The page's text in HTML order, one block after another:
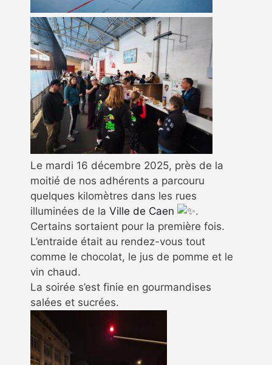
Le mardi 16 décembre 2025, près de la
moitié de nos adhérents a parcouru
quelques kilomètres dans les rues
illuminées de la Ville de Caen
.
Certains sortaient pour la première fois.
L’entraide était au rendez-vous tout
comme le chocolat, le jus de pomme et le
vin chaud.
La soirée s’est finie en gourmandises
salées et sucrées.